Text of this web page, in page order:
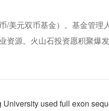
/美元双币基金）。基金管理
资源。火山石投资愿积聚爆
used full exon